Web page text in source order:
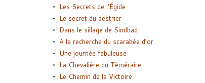
Les Secrets de l’Égide
Le secret du destrier
Dans le sillage de Sindbad
A la recherche du scarabée d’or
Une journée fabuleuse
La Chevalière du Téméraire
Le Chemin de la Victoire